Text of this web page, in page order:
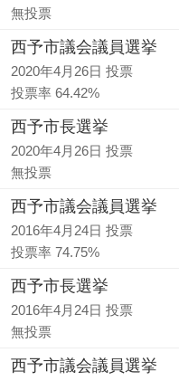
無投票
西予市議会議員選挙
2020年4月26日 投票
投票率 64.42%
西予市長選挙
2020年4月26日 投票
無投票
西予市議会議員選挙
2016年4月24日 投票
投票率 74.75%
西予市長選挙
2016年4月24日 投票
無投票
西予市議会議員選挙